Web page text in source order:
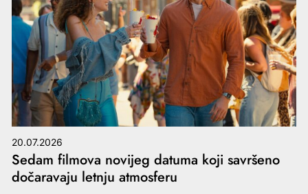
20.07.2026
Sedam filmova novijeg datuma koji savršeno
dočaravaju letnju atmosferu